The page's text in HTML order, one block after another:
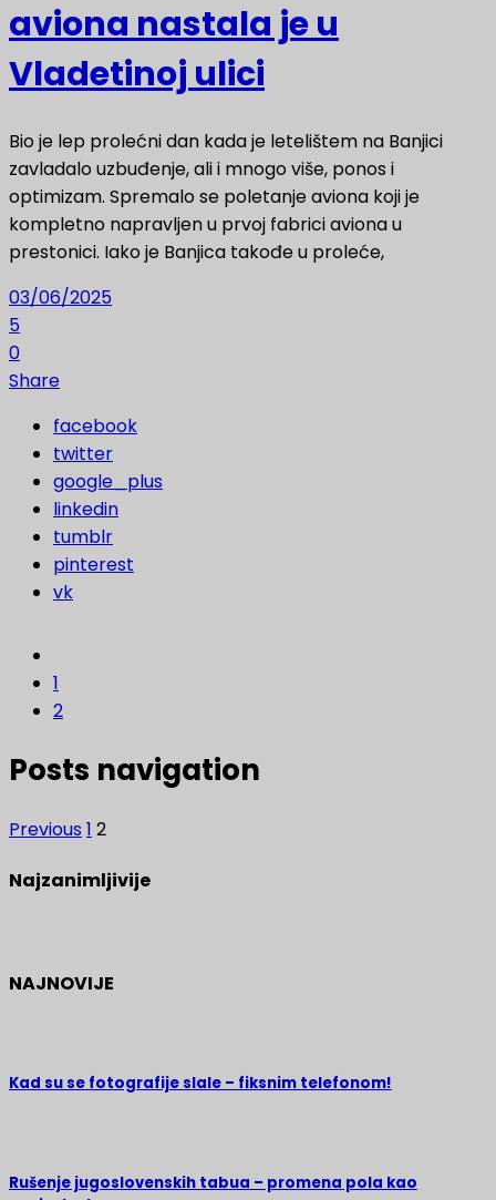
aviona nastala je u
Vladetinoj ulici
Bio je lep prolećni dan kada je letelištem na Banjici
zavladalo uzbuđenje, ali i mnogo više, ponos i
optimizam. Spremalo se poletanje aviona koji je
kompletno napravljen u prvoj fabrici aviona u
prestonici. Iako je Banjica takođe u proleće,
03/06/2025
5
0
Share
facebook
twitter
google_plus
linkedin
tumblr
pinterest
vk
1
2
Posts navigation
Previous 1 2
Najzanimljivije
NAJNOVIJE
Kad su se fotografije slale – fiksnim telefonom!
Rušenje jugoslovenskih tabua – promena pola kao